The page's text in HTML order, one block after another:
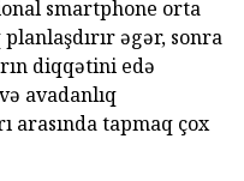
smartphone orta
əgər, sonra
diqqətini edə
avadanlıq
arasında tapmaq çox